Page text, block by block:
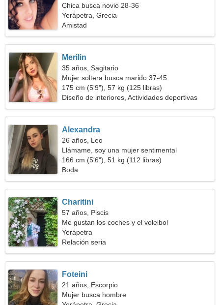
Chica busca novio 28-36
Yerápetra, Grecia
Amistad
Merilin
35 años, Sagitario
Mujer soltera busca marido 37-45
175 cm (5'9"), 57 kg (125 libras)
Diseño de interiores, Actividades deportivas
Alexandra
26 años, Leo
Llámame, soy una mujer sentimental
166 cm (5'6"), 51 kg (112 libras)
Boda
Charitini
57 años, Piscis
Me gustan los coches y el voleibol
Yerápetra
Relación seria
Foteini
21 años, Escorpio
Mujer busca hombre